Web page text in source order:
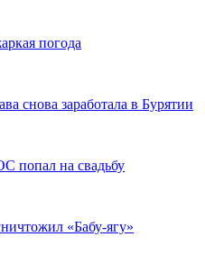
погода
снова заработала в Бурятии
попал на свадьбу
«Бабу-ягу»